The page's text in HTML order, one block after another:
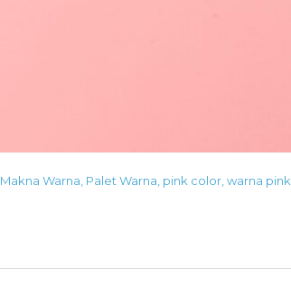
Makna Warna Palet Warna pink color warna pink